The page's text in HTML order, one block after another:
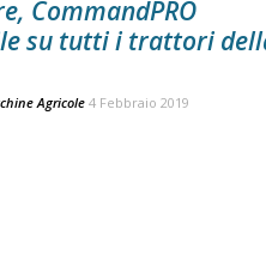
CommandPRO
su tutti i trattori
Agricole 4 Febbraio 2019